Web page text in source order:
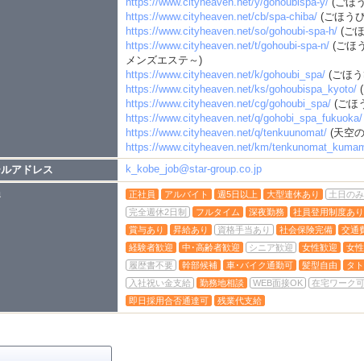
https://www.cityheaven.net/cb/spa-chiba/ (ごほう
https://www.cityheaven.net/so/gohoubi-spa-h/ (ご
https://www.cityheaven.net/t/gohoubi-spa-n/ (ごほ
メンズエステ～)
https://www.cityheaven.net/k/gohoubi_spa/ (ごほ
https://www.cityheaven.net/ks/gohoubispa_kyoto/
https://www.cityheaven.net/cg/gohoubi_spa/ (ごほ
https://www.cityheaven.net/q/gohobi_spa_fukuoka/
https://www.cityheaven.net/q/tenkuunomat/ (天空
https://www.cityheaven.net/km/
アドレス
k_kobe_job@star-group.co.jp
正社員 アルバイト 週5日以上 大型連休あり 土日の
完全週休2日制
フルタイム 深夜勤務 社員登用制度あり
賞与あり
昇給あり 資格手当あり 社会保険完備 交通
経験者歓迎
中･高齢者歓迎 シニア歓迎 女性歓迎 女
履歴書不要
幹部候補 車･バイク通勤可 髪型自由 タ
入社祝い金支給
勤務地相談 WEB面接OK 在宅ワーク可
即日採用合否通達可
残業代支給